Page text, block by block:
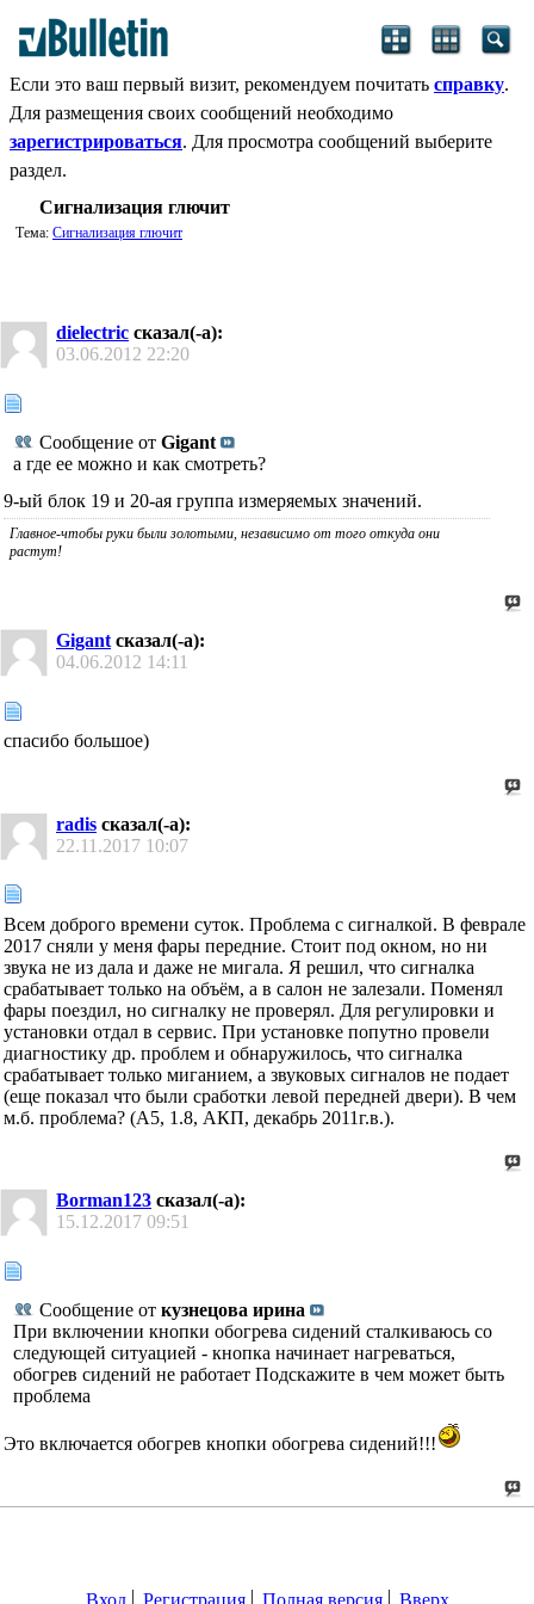
Если это ваш первый визит, рекомендуем почитать справку.
Для размещения своих сообщений необходимо
зарегистрироваться. Для просмотра сообщений выберите
раздел.
Сигнализация глючит
Тема: Сигнализация глючит
dielectric сказал(-а):
03.06.2012 22:20
Сообщение от Gigant
а где ее можно и как смотреть?
9-ый блок 19 и 20-ая группа измеряемых значений.
Главное-чтобы руки были золотыми, независимо от того откуда они
растут!
Gigant сказал(-а):
04.06.2012 14:11
спасибо большое)
radis сказал(-а):
22.11.2017 10:07
Всем доброго времени суток. Проблема с сигналкой. В феврале
2017 сняли у меня фары передние. Стоит под окном, но ни
звука не из дала и даже не мигала. Я решил, что сигналка
срабатывает только на объём, а в салон не залезали. Поменял
фары поездил, но сигналку не проверял. Для регулировки и
установки отдал в сервис. При установке попутно провели
диагностику др. проблем и обнаружилось, что сигналка
срабатывает только миганием, а звуковых сигналов не подает
(еще показал что были сработки левой передней двери). В чем
м.б. проблема? (А5, 1.8, АКП, декабрь 2011г.в.).
Borman123 сказал(-а):
15.12.2017 09:51
Сообщение от кузнецова ирина
При включении кнопки обогрева сидений сталкиваюсь со
следующей ситуацией - кнопка начинает нагреваться,
обогрев сидений не работает Подскажите в чем может быть
проблема
Это включается обогрев кнопки обогрева сидений!!!